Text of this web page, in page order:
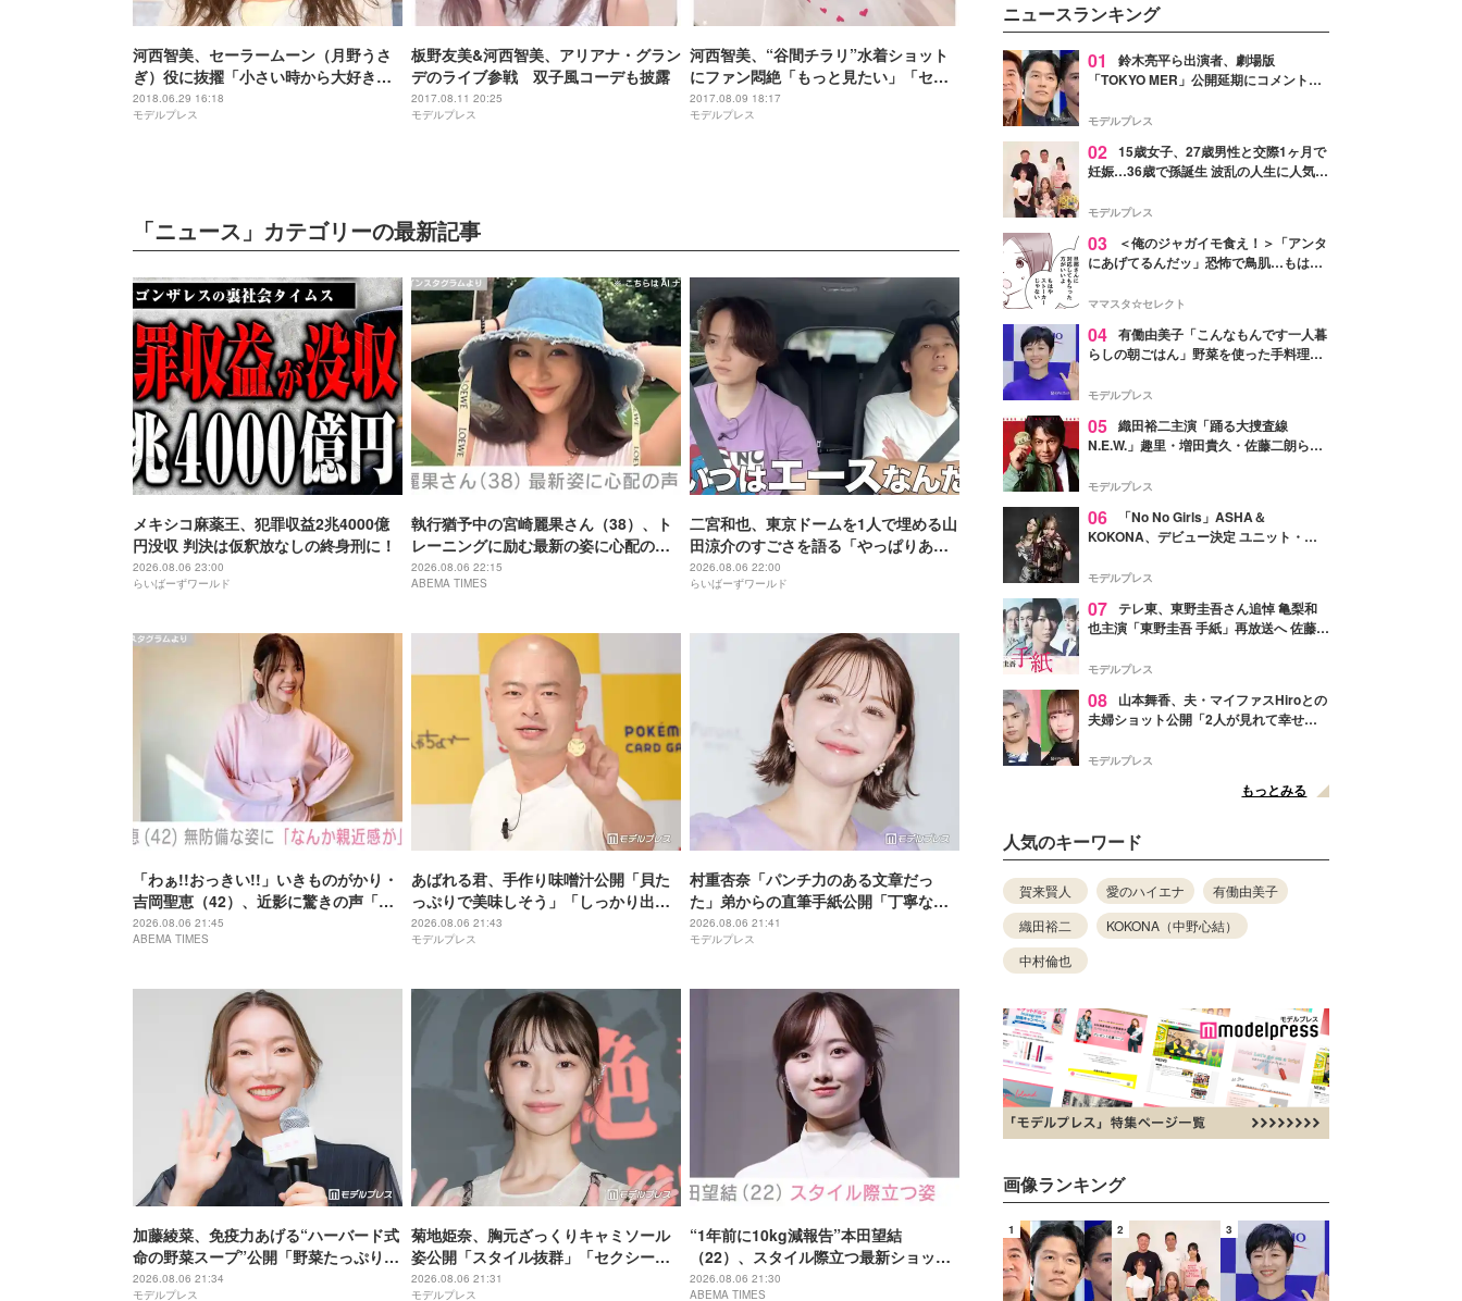
河西智美、セーラームーン（月野うさ
ぎ）役に抜擢「小さい時から大好きで
大好きで仕方なかった」熱い思いつづ
る
2018.06.29 16:18
モデルプレス
板野友美&河西智美、アリアナ・グラン
デのライブ参戦 双子風コーデも披露
2017.08.11 20:25
モデルプレス
河西智美、“谷間チラリ”水着ショット
にファン悶絶「もっと見たい」「セク
シー！」
2017.08.09 18:17
モデルプレス
「ニュース」カテゴリーの最新記事
メキシコ麻薬王、犯罪収益2兆4000億
円没収 判決は仮釈放なしの終身刑に！
2026.08.06 23:00
らいばーずワールド
執行猶予中の宮崎麗果さん（38）、ト
レーニングに励む最新の姿に心配の声
「痩せ過ぎ」「なんだか痛々しい…」
2026.08.06 22:15
ABEMA TIMES
二宮和也、東京ドームを1人で埋める山
田涼介のすごさを語る「やっぱりあい
つはエース」
2026.08.06 22:00
らいばーずワールド
「わぁ!!おっきい!!」いきものがかり・
吉岡聖恵（42）、近影に驚きの声「な
にこれ…大好き」「なんか親近感が」
2026.08.06 21:45
ABEMA TIMES
あばれる君、手作り味噌汁公開「貝た
っぷりで美味しそう」「しっかり出汁
が出てそう」の声
2026.08.06 21:43
モデルプレス
村重杏奈「パンチ力のある文章だっ
た」弟からの直筆手紙公開「丁寧な
字」「読みやすい」と反響
2026.08.06 21:41
モデルプレス
加藤綾菜、免疫力あげる“ハーバード式
命の野菜スープ”公開「野菜たっぷりで
美味しそう」「栄養満点ですね」と反
2026.08.06 21:34
モデルプレス
菊地姫奈、胸元ざっくりキャミソール
姿公開「スタイル抜群」「セクシーす
ぎる」と話題
2026.08.06 21:31
モデルプレス
“1年前に10kg減報告”本田望結
（22）、スタイル際立つ最新ショット
に反響「痩せた？」「ミトちゃんに似
2026.08.06 21:30
ABEMA TIMES
して、“髪そのものの美しさ”に改
めて注目する人が増えている様
子。今回は、そんな憧れの艶やか
な髪を日常で叶える、美容好きの
ます。
ニュースランキング
01
鈴木亮平ら出演者、劇場版
「TOKYO MER」公開延期にコメント
最大の敬意とエールを」
モデルプレス
02 15歳女子、27歳男性と交際1ヶ月で
妊娠…36歳で孫誕生 波乱の人生に人気タ
よ！」
モデルプレス
03
＜俺のジャガイモ食え！＞「アンタ
にあげてるんだッ」恐怖で鳥肌…もはや
ママスタ☆セレクト
04 有働由美子「こんなもんです一人暮
らしの朝ごはん」野菜を使った手料理公
そう」と反響
モデルプレス
05 織田裕二主演「踊る大捜査線
N.E.W.」趣里・増田貴久・佐藤二朗ら新
徴する“謎のキーワード”も
モデルプレス
06
「No No Girls」ASHA＆
KOKONA、デビュー決定 ユニット・
リリースへ
モデルプレス
07 テレ東、東野圭吾さん追悼 亀梨和
也主演「東野圭吾 手紙」再放送へ 佐藤隆
モデルプレス
08
山本舞香、夫・マイファスHiroとの
夫婦ショット公開「2人が見れて幸せ」
モデルプレス
もっとみる
人気のキーワード
賀来賢人 愛のハイエナ
有働由美子
織田裕二
KOKONA（中野心結）
中村倫也
画像ランキング
1 2 3